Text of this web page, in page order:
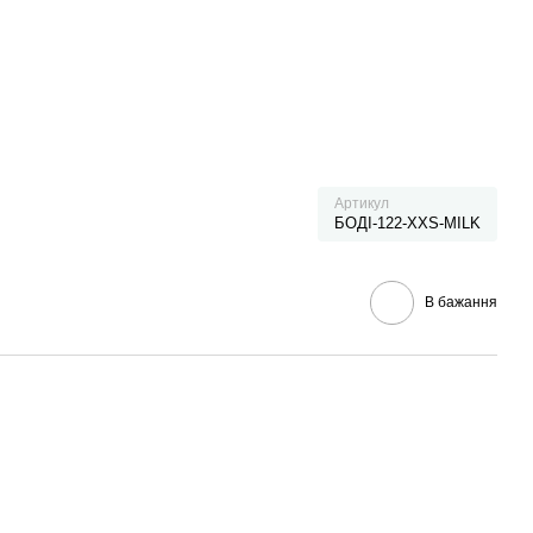
Артикул
БОДІ-122-XXS-MILK
В бажання